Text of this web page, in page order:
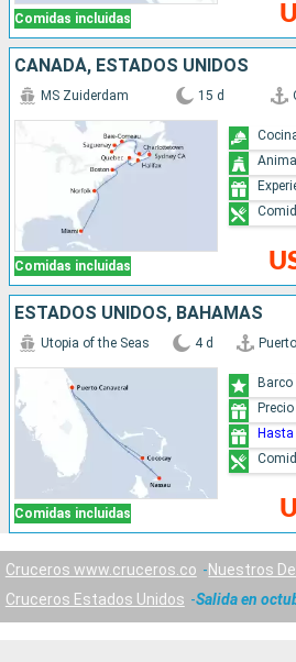
Comidas incluidas
CANADÁ, ESTADOS UNIDOS
Comidas incluidas
MS Zuiderdam 15 d
ESTADOS UNIDOS, BAHAMAS
Comidas incluidas
Utopia of the Seas 4 d
Barco
Hasta
Cruceros www.cruceros.co
Nuestros
Cruceros Estados Unidos
Salida en